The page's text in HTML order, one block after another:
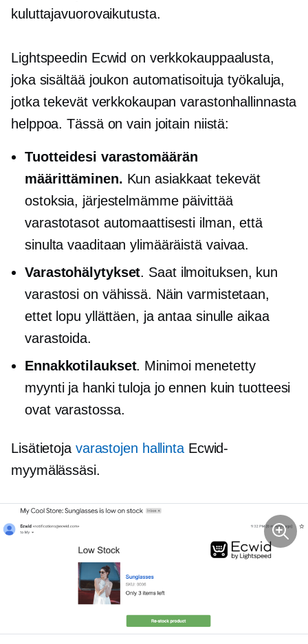
kuluttajavuorovaikutusta.
Lightspeedin Ecwid on verkkokauppaalusta,
joka sisältää joukon automatisoituja työkaluja,
jotka tekevät verkkokaupan varastonhallinnasta
helppoa. Tässä on vain joitain niistä:
Tuotteidesi varastomäärän
määrittäminen. Kun asiakkaat tekevät
ostoksia, järjestelmämme päivittää
varastotasot automaattisesti ilman, että
sinulta vaaditaan ylimääräistä vaivaa.
Varastohälytykset. Saat ilmoituksen, kun
varastosi on vähissä. Näin varmistetaan,
ettet lopu yllättäen, ja antaa sinulle aikaa
varastoida.
Ennakkotilaukset. Minimoi menetetty
myynti ja hanki tuloja jo ennen kuin tuotteesi
ovat varastossa.
Lisätietoja varastojen hallintaEcwid-
myymälässäsi.